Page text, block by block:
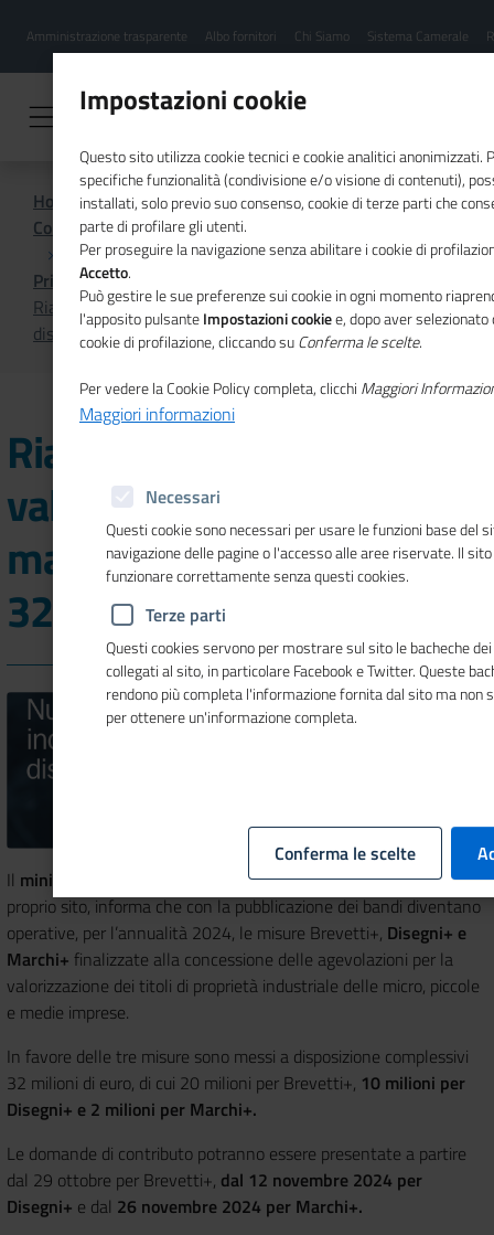
contenuto
Menu
hamburgher
Amministrazione trasparente Albo fornitori Chi Siamo Sistema Camerale
Home
Comunicazione istituzionale per il sistema camerale
Primo Piano
Riaperti i bandi per la valorizzazione di brevetti, marchi e
disegni: stanziati 32 milioni di euro
Riaperti i bandi per la
valorizzazione di brevetti,
marchi e disegni: stanziati
32 milioni di euro
Il ministero delle Imprese e del Made in Italy, in unanotasul
proprio sito, informa che con la pubblicazione dei bandi diventano
operative, per l’annualità 2024, le misure Brevetti+, Disegni+ e
Marchi+ finalizzate alla concessione delle agevolazioni per la
valorizzazione dei titoli di proprietà industriale delle micro, piccole
e medie imprese.
In favore delle tre misure sono messi a disposizione complessivi
32 milioni di euro, di cui 20 milioni per Brevetti+, 10 milioni per
Disegni+ e 2 milioni per Marchi+.
Le domande di contributo potranno essere presentate a partire
dal 29 ottobre per Brevetti+, dal 12 novembre 2024 per
Disegni+ e dal 26 novembre 2024 per Marchi+.
Impostazioni cookie
Questo sito utilizza cookie tecnici e cookie analitici anonimizzati.
specifiche funzionalità (condivisione e/o visione di contenuti),
installati, solo previo suo consenso, cookie di terze parti che
parte di profilare gli utenti.
Per proseguire la navigazione senza abilitare i cookie di
Accetto.
Può gestire le sue preferenze sui cookie in ogni momento
l'apposito pulsanteImpostazioni cookiee, dopo aver
cookie di profilazione, cliccando suConferma le scelte.
Per vedere la Cookie Policy completa, clicchi Maggiori
Maggiori informazioni
Necessari
Questi cookie sono necessari per usare le funzioni base del
navigazione delle pagine o l'accesso alle aree riservate. Il
funzionare correttamente senza questi cookies.
Terze parti
Questi cookies servono per mostrare sul sito le bacheche
collegati al sito, in particolare Facebook e Twitter. Queste
rendono più completa l'informazione fornita dal sito ma non
per ottenere un'informazione completa.
Conferma le scelte